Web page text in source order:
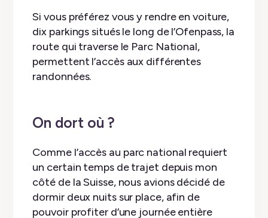
Si vous préférez vous y rendre en voiture,
dix parkings situés le long de l’Ofenpass, la
route qui traverse le Parc National,
permettent l’accès aux différentes
randonnées.
On dort où ?
Comme l’accès au parc national requiert
un certain temps de trajet depuis mon
côté de la Suisse, nous avions décidé de
dormir deux nuits sur place, afin de
pouvoir profiter d’une journée entière